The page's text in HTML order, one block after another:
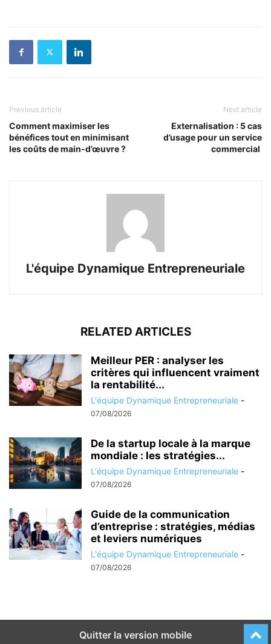
Previous article
Comment maximiser les
bénéfices tout en minimisant
les coûts de main-d’œuvre ?
Next article
Externalisation : 5 cas
d’usage pour un service
commercial
L'équipe Dynamique Entrepreneuriale
RELATED ARTICLES
Meilleur PER : analyser les
critères qui influencent vraiment
la rentabilité...
L'équipe Dynamique Entrepreneuriale -
07/08/2026
De la startup locale à la marque
mondiale : les stratégies...
L'équipe Dynamique Entrepreneuriale -
07/08/2026
Guide de la communication
d’entreprise : stratégies, médias
et leviers numériques
L'équipe Dynamique Entrepreneuriale -
07/08/2026
Quitter la version mobile